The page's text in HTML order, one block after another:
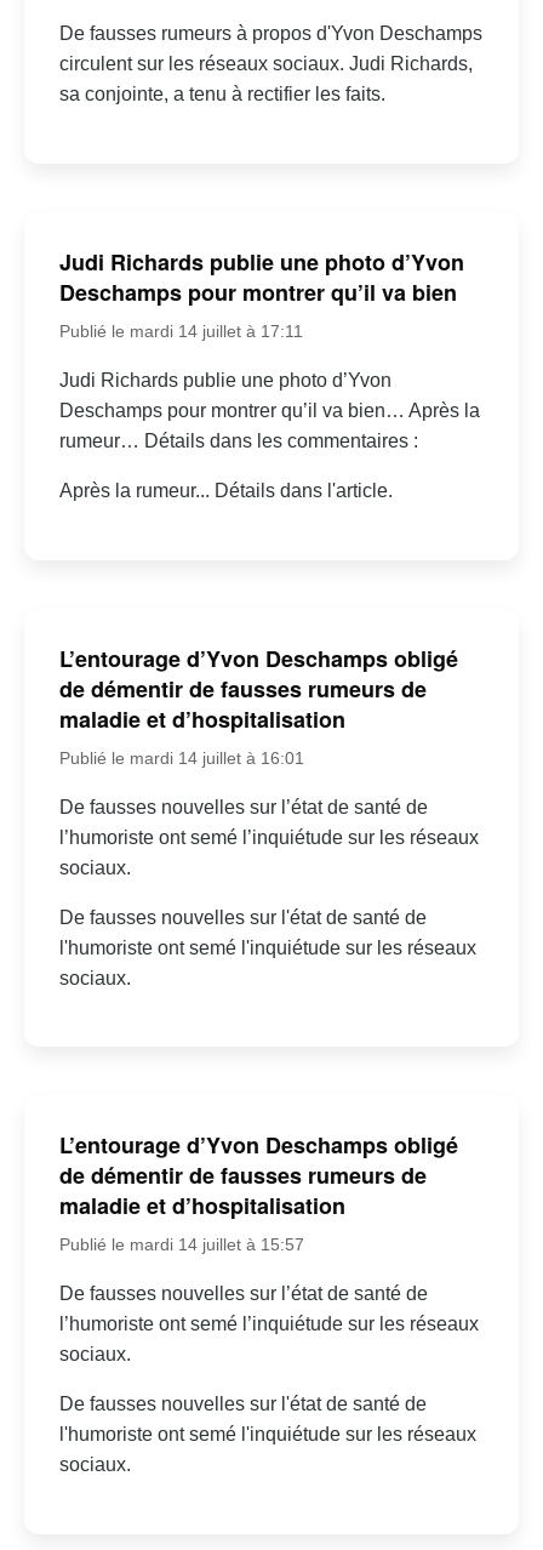
De fausses rumeurs à propos d'Yvon Deschamps
circulent sur les réseaux sociaux. Judi Richards,
sa conjointe, a tenu à rectifier les faits.
Judi Richards publie une photo d’Yvon
Deschamps pour montrer qu’il va bien
Publié le mardi 14 juillet à 17:11
Judi Richards publie une photo d’Yvon
Deschamps pour montrer qu’il va bien… Après la
rumeur… Détails dans les commentaires :
Après la rumeur... Détails dans l'article.
L’entourage d’Yvon Deschamps obligé
de démentir de fausses rumeurs de
maladie et d’hospitalisation
Publié le mardi 14 juillet à 16:01
De fausses nouvelles sur l’état de santé de
l’humoriste ont semé l’inquiétude sur les réseaux
sociaux.
De fausses nouvelles sur l'état de santé de
l'humoriste ont semé l'inquiétude sur les réseaux
sociaux.
L’entourage d’Yvon Deschamps obligé
de démentir de fausses rumeurs de
maladie et d’hospitalisation
Publié le mardi 14 juillet à 15:57
De fausses nouvelles sur l’état de santé de
l’humoriste ont semé l’inquiétude sur les réseaux
sociaux.
De fausses nouvelles sur l'état de santé de
l'humoriste ont semé l'inquiétude sur les réseaux
sociaux.